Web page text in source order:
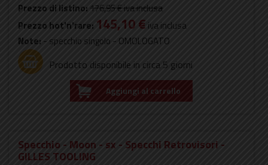
Prezzo di listino:176,95 €iva inclusa
Prezzo hot'n'rare: 145,10 € iva inclusa
Note: - specchio singolo - OMOLOGATO
Prodotto disponibile in circa 5 giorni
Aggiungi al carrello
Specchio - Moon - sx - Specchi Retrovisori -
GILLES TOOLING